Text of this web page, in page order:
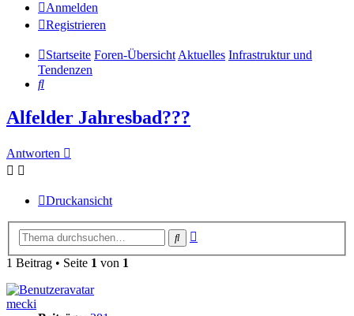
Anmelden
Registrieren
Startseite Foren-ÜbersichtAktuelles Infrastruktur und
Tendenzen
Suche
Alfelder Jahresbad???
Antworten
Druckansicht
Suche
1 Beitrag • Seite 1 von 1
mecki